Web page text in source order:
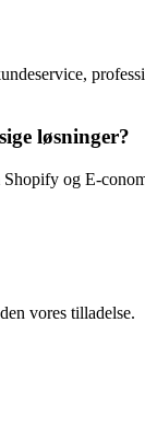
løsninger?
Shopify og E-
vores tilladelse.